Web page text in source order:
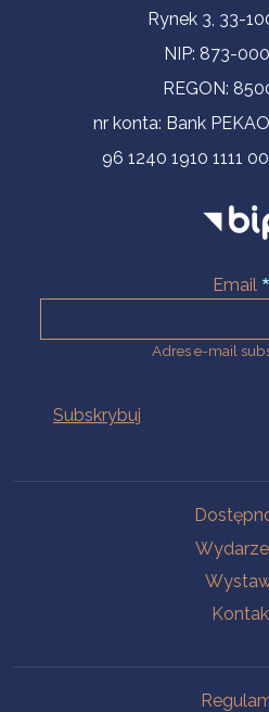
Informacje kontaktowe
Rynek 3, 33-
NIP: 873-
REGON:
nr konta: Bank
96 1240 1910 1111
Email
Adres e-mail